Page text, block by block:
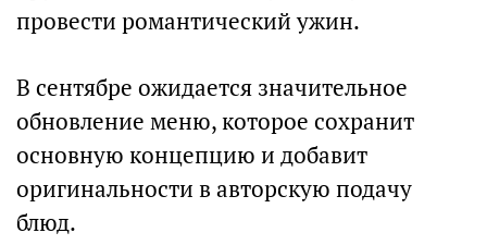
провести романтический ужин.
В сентябре ожидается значительное
обновление меню, которое сохранит
основную концепцию и добавит
оригинальности в авторскую подачу
блюд.